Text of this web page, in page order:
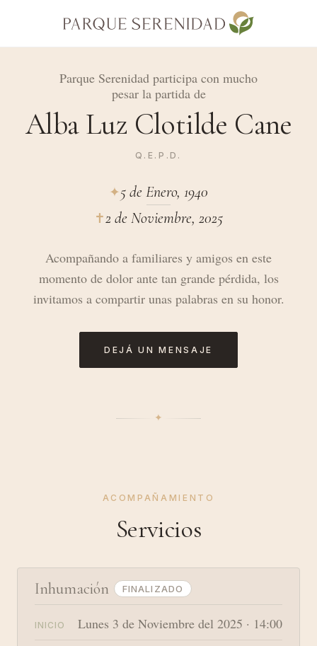
Parque Serenidad participa con mucho
pesar la partida de
Alba Luz Clotilde Cane
Q.E.P.D.
✦︎5 de Enero, 1940
✝︎2 de Noviembre, 2025
Acompañando a familiares y amigos en este
momento de dolor ante tan grande pérdida, los
invitamos a compartir unas palabras en su honor.
DEJÁ UN MENSAJE
✦︎
ACOMPAÑAMIENTO
Servicios
Inhumación FINALIZADO
INICIO Lunes 3 de Noviembre del 2025 · 14:00